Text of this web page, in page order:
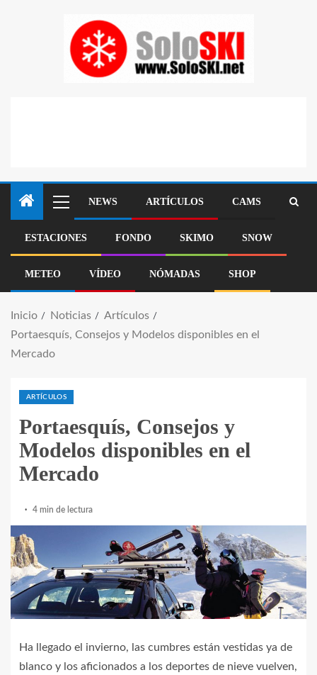
NEWS ARTÍCULOS CAMS
ESTACIONES FONDO SKIMO SNOW
METEO VÍDEO NÓMADAS SHOP
Inicio Noticias
Artículos
Portaesquís, Consejos y Modelos disponibles en el
Mercado
ARTÍCULOS
Portaesquís, Consejos y
Modelos disponibles en el
Mercado
4 min de lectura
Ha llegado el invierno, las cumbres están vestidas ya de
blanco y los aficionados a los deportes de nieve vuelven,